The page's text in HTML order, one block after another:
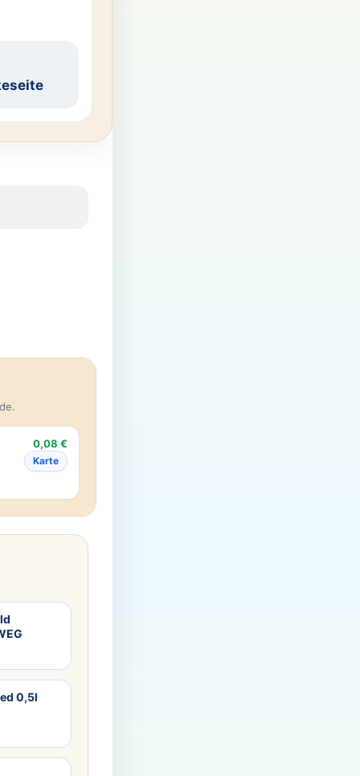
0,08 €
Karte
0,5l